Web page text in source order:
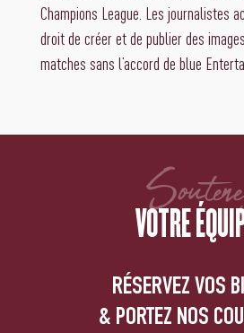
Champions League. Les journalistes
droit de créer et de publier des
matches sans l’accord de blue
VOTRE
RÉSERVEZ VOS
& PORTEZ NOS